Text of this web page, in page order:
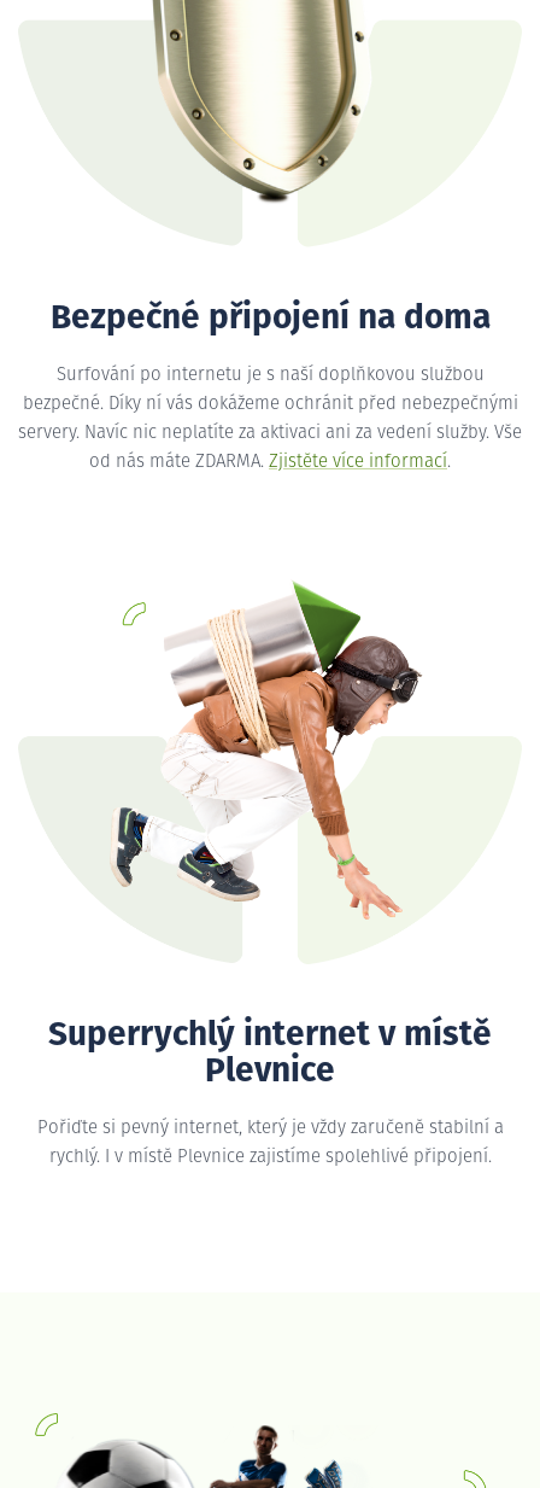
Bezpečné připojení na doma
Surfování po internetu je s naší doplňkovou službou
bezpečné. Díky ní vás dokážeme ochránit před nebezpečnými
servery. Navíc nic neplatíte za aktivaci ani za vedení služby. Vše
od nás máte ZDARMA. Zjistěte více informací.
Superrychlý internet v místě
Plevnice
Pořiďte si pevný internet, který je vždy zaručeně stabilní a
rychlý. I v místě Plevnice zajistíme spolehlivé připojení.